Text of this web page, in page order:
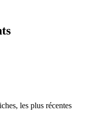
les plus récentes